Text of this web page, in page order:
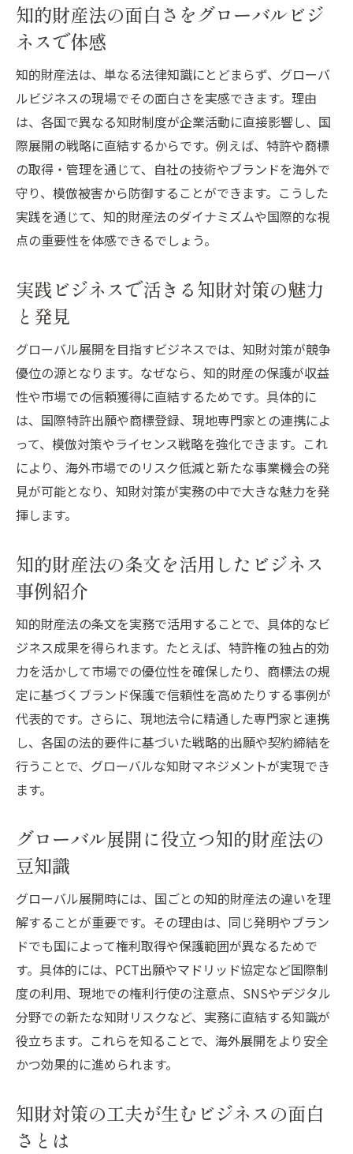
知的財産法の面白さをグローバルビジ
ネスで体感
知的財産法は、単なる法律知識にとどまらず、グローバ
ルビジネスの現場でその面白さを実感できます。理由
は、各国で異なる知財制度が企業活動に直接影響し、国
際展開の戦略に直結するからです。例えば、特許や商標
の取得・管理を通じて、自社の技術やブランドを海外で
守り、模倣被害から防御することができます。こうした
実践を通じて、知的財産法のダイナミズムや国際的な視
点の重要性を体感できるでしょう。
実践ビジネスで活きる知財対策の魅力
と発見
グローバル展開を目指すビジネスでは、知財対策が競争
優位の源となります。なぜなら、知的財産の保護が収益
性や市場での信頼獲得に直結するためです。具体的に
は、国際特許出願や商標登録、現地専門家との連携によ
って、模倣対策やライセンス戦略を強化できます。これ
により、海外市場でのリスク低減と新たな事業機会の発
見が可能となり、知財対策が実務の中で大きな魅力を発
揮します。
知的財産法の条文を活用したビジネス
事例紹介
知的財産法の条文を実務で活用することで、具体的なビ
ジネス成果を得られます。たとえば、特許権の独占的効
力を活かして市場での優位性を確保したり、商標法の規
定に基づくブランド保護で信頼性を高めたりする事例が
代表的です。さらに、現地法令に精通した専門家と連携
し、各国の法的要件に基づいた戦略的出願や契約締結を
行うことで、グローバルな知財マネジメントが実現でき
ます。
グローバル展開に役立つ知的財産法の
豆知識
グローバル展開時には、国ごとの知的財産法の違いを理
解することが重要です。その理由は、同じ発明やブラン
ドでも国によって権利取得や保護範囲が異なるためで
す。具体的には、PCT出願やマドリッド協定など国際制
度の利用、現地での権利行使の注意点、SNSやデジタル
分野での新たな知財リスクなど、実務に直結する知識が
役立ちます。これらを知ることで、海外展開をより安全
かつ効果的に進められます。
知財対策の工夫が生むビジネスの面白
さとは